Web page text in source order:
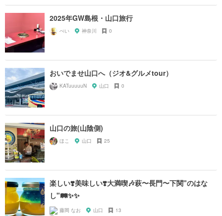
2025年GW島根・山口旅行
ぺい 神奈川 0
おいでませ山口へ（ジオ&グルメtour）
KATuuuuuN 山口 0
山口の旅(山陰側)
ほこ 山口 25
楽しい❣️美味しい❣️大満喫🎶萩〜長門〜下関"のはな
し"🛤✨✨
藤岡 なお 山口 13